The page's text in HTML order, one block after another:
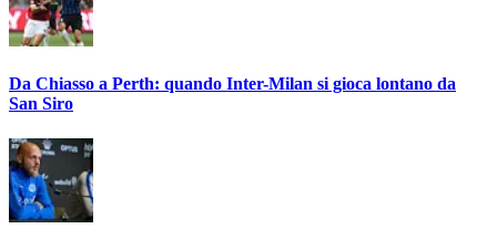
Da Chiasso a Perth: quando Inter-Milan si gioca lontano da
San Siro